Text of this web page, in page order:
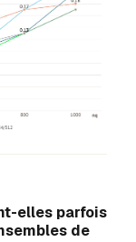
elles parfois
de